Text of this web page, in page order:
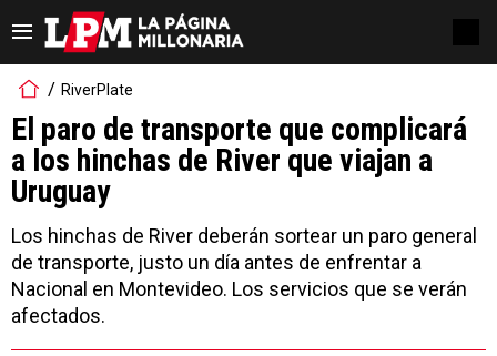
RiverPlate
El paro de transporte que complicará
a los hinchas de River que viajan a
Uruguay
Los hinchas de River deberán sortear un paro general
de transporte, justo un día antes de enfrentar a
Nacional en Montevideo. Los servicios que se verán
afectados.